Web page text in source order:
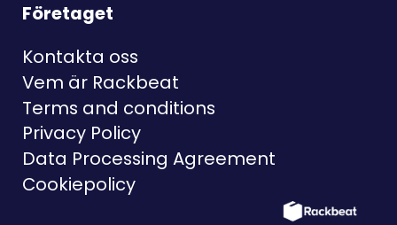
Företaget
Kontakta oss
Vem är Rackbeat
Terms and conditions
Privacy Policy
Data Processing Agreement
Cookiepolicy